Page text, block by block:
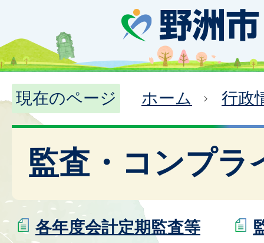
現在のページ ホーム 行政
監査・コンプラ
各年度会計定期監査等